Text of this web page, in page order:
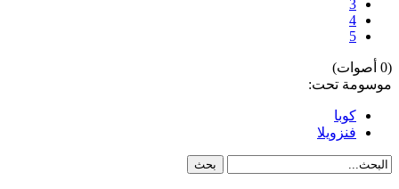
3
4
5
(0 أصوات)
موسومة تحت:
كوبا
فنزويلا